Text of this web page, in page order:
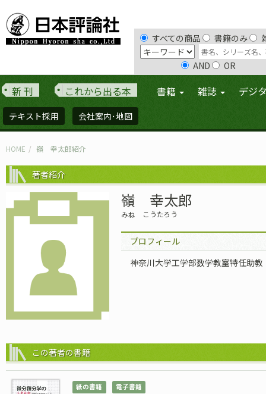
すべての商品 書籍のみ
AND OR
新 刊 これから出る本 書籍 雑誌 デジ
テキスト採用 会社案内･地図
HOME 嶺 幸太郎紹介
著者紹介
嶺 幸太郎
みね こうたろう
プロフィール
神奈川大学工学部数学教室特任助
この著者の書籍
紙の書籍 電子書籍